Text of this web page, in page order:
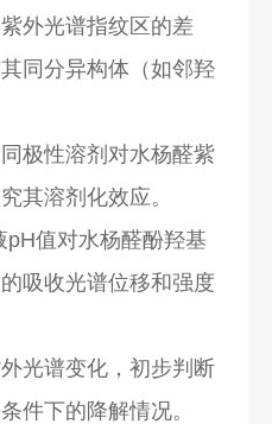
紫外光谱指纹区的差
同分异构体（如邻羟
同极性溶剂对水杨醛紫
其溶剂化效应。
pH值对水杨醛酚羟基
吸收光谱位移和强度
外光谱变化，初步判断
件下的降解情况。